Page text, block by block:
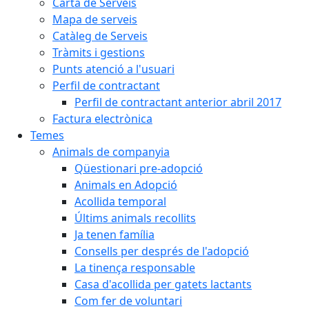
Mapa de serveis
Catàleg de Serveis
Tràmits i gestions
Punts atenció a l'usuari
Perfil de contractant
Perfil de contractant anterior abril 2017
Factura electrònica
Temes
Animals de companyia
Qüestionari pre-adopció
Animals en Adopció
Acollida temporal
Últims animals recollits
Ja tenen família
Consells per després de l'adopció
La tinença responsable
Casa d'acollida per gatets lactants
Com fer de voluntari